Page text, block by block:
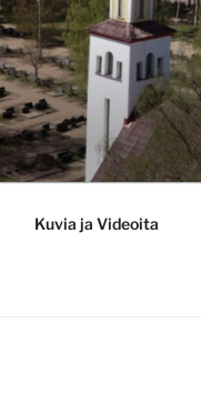
Kuvia ja Videoita